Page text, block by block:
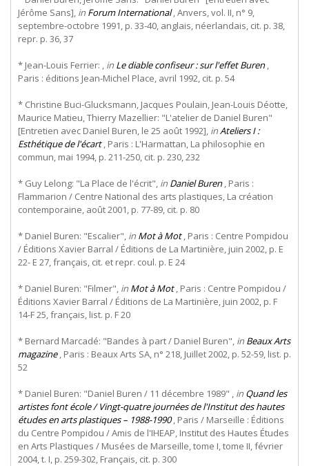
Jérôme Sans], in Forum International , Anvers, vol. II, n° 9,
septembre-octobre 1991, p. 33-40, anglais, néerlandais, cit. p. 38,
repr. p. 36, 37
* Jean-Louis Ferrier: , in Le diable confiseur : sur l'effet Buren,
Paris : éditions Jean-Michel Place, avril 1992, cit. p. 54
* Christine Buci-Glucksmann, Jacques Poulain, Jean-Louis Déotte,
Maurice Matieu, Thierry Mazellier: "L'atelier de Daniel Buren"
[Entretien avec Daniel Buren, le 25 août 1992], inAteliers I :
Esthétique de l'écart, Paris : L'Harmattan, La philosophie en
commun, mai 1994, p. 211-250, cit. p. 230, 232
* Guy Lelong: "La Place de l'écrit", in Daniel Buren, Paris :
Flammarion / Centre National des arts plastiques, La création
contemporaine, août 2001, p. 77-89, cit. p. 80
* Daniel Buren: "Escalier", in Mot à Mot, Paris : Centre Pompidou
/ Éditions Xavier Barral / Éditions de La Martinière, juin 2002, p. E
22- E 27, français, cit. et repr. coul. p. E 24
* Daniel Buren: "Filmer", in Mot à Mot, Paris : Centre Pompidou /
Éditions Xavier Barral / Éditions de La Martinière, juin 2002, p. F
14-F 25, français, list. p. F 20
* Bernard Marcadé: "Bandes à part / Daniel Buren", in Beaux Arts
magazine, Paris : Beaux Arts SA, n° 218, Juillet 2002, p. 52-59, list. p.
52
* Daniel Buren: "Daniel Buren / 11 décembre 1989" , in Quand les
artistes font école / Vingt-quatre journées de l'Institut des hautes
études en arts plastiques – 1988-1990, Paris / Marseille : Éditions
du Centre Pompidou / Amis de l'IHEAP, Institut des Hautes Études
en Arts Plastiques / Musées de Marseille, tome I, tome II, février
2004, t. I, p. 259-302, Français, cit. p. 300